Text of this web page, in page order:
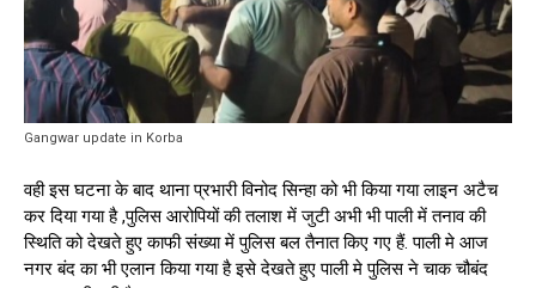
Gangwar update in Korba
वही इस घटना के बाद थाना प्रभारी विनोद सिन्हा को भी किया गया लाइन अटैच
कर दिया गया है ,पुलिस आरोपियों की तलाश में जुटी अभी भी पाली में तनाव की
स्थिति को देखते हुए काफी संख्या में पुलिस बल तैनात किए गए हैं. पाली मे आज
नगर बंद का भी एलान किया गया है इसे देखते हुए पाली मे पुलिस ने चाक चौबंद